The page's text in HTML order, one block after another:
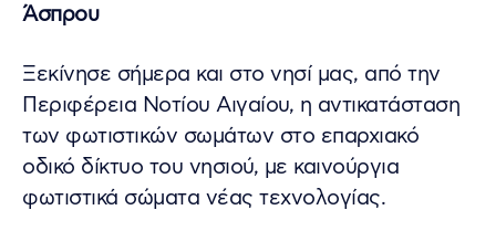
Άσπρου
Ξεκίνησε σήμερα και στο νησί μας, από την
Περιφέρεια Νοτίου Αιγαίου, η αντικατάσταση
των φωτιστικών σωμάτων στο επαρχιακό
οδικό δίκτυο του νησιού, με καινούργια
φωτιστικά σώματα νέας τεχνολογίας.